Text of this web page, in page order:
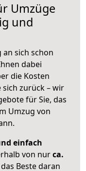
Umzüge
und
sich schon
dabei
die Kosten
sich zurück – wir
für Sie, das
Umzug von
einfach
von nurca.
Beste daran